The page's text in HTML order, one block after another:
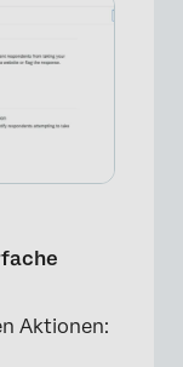
Aktionen: